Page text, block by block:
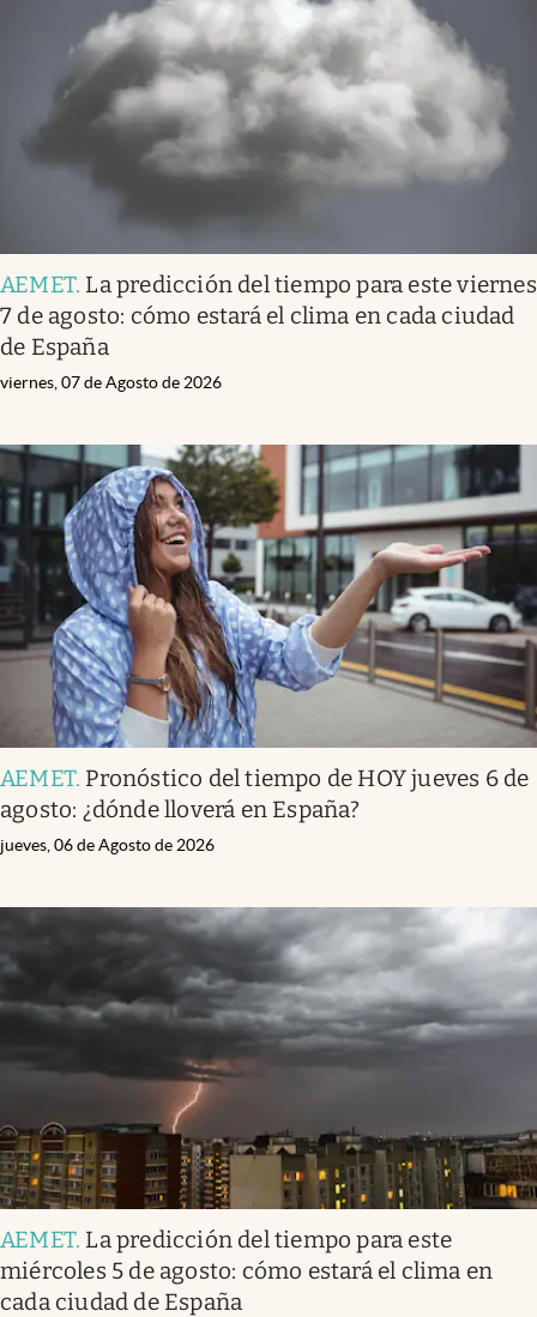
Infotechnology
Clase
Mediakit
abre en nueva pestaña
Argentina
AEMET. La predicción del tiempo para este viernes
7 de agosto: cómo estará el clima en cada ciudad
de España
viernes, 07 de Agosto de 2026
AEMET. Pronóstico del tiempo de HOY jueves 6 de
agosto: ¿dónde lloverá en España?
jueves, 06 de Agosto de 2026
AEMET. La predicción del tiempo para este
miércoles 5 de agosto: cómo estará el clima en
cada ciudad de España